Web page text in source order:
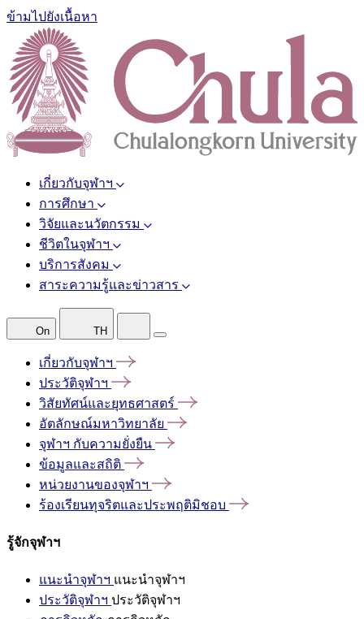
ข้ามไปยังเนื้อหา
เกี่ยวกับจุฬาฯ
การศึกษา
วิจัยและนวัตกรรม
ชีวิตในจุฬาฯ
บริการสังคม
สาระความรู้และข่าวสาร
On TH
เกี่ยวกับจุฬาฯ
ประวัติจุฬาฯ
วิสัยทัศน์และยุทธศาสตร์
อัตลักษณ์มหาวิทยาลัย
จุฬาฯ กับความยั่งยืน
ข้อมูลและสถิติ
หน่วยงานของจุฬาฯ
ร้องเรียนทุจริตและประพฤติมิชอบ
รู้จักจุฬาฯ
แนะนำจุฬาฯ แนะนำจุฬาฯ
ประวัติจุฬาฯ ประวัติจุฬาฯ